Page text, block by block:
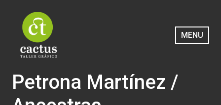
contenido
Cactus Taller Gráfico
MENU
Petrona Martínez /